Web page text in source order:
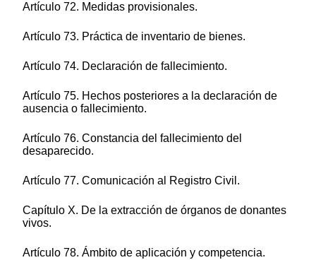
Artículo 72. Medidas provisionales.
Artículo 73. Práctica de inventario de bienes.
Artículo 74. Declaración de fallecimiento.
Artículo 75. Hechos posteriores a la declaración de
ausencia o fallecimiento.
Artículo 76. Constancia del fallecimiento del
desaparecido.
Artículo 77. Comunicación al Registro Civil.
Capítulo X. De la extracción de órganos de donantes
vivos.
Artículo 78. Ámbito de aplicación y competencia.